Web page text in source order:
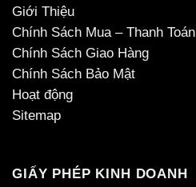
Giới Thiệu
Chính Sách Mua – Thanh Toán
Chính Sách Giao Hàng
Chính Sách Bảo Mật
Hoạt động
Sitemap
GIẤY PHÉP KINH DOANH